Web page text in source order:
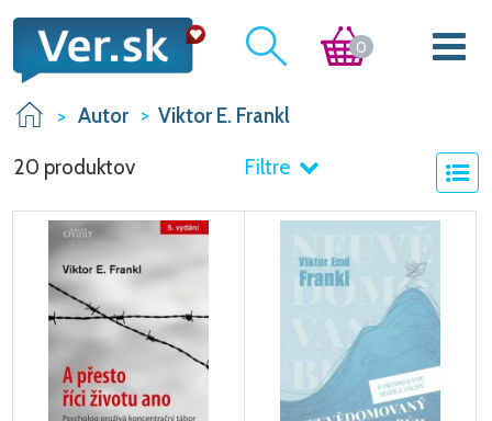
0
Autor Viktor E. Frankl
20 produktov Filtre